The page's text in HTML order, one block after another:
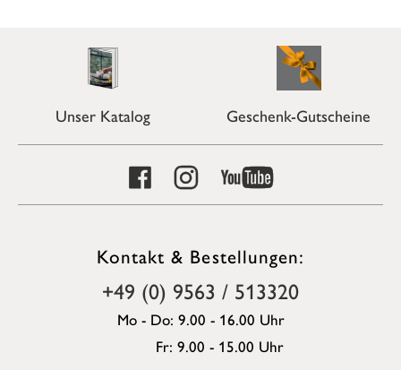
Unser Katalog Geschenk-Gutscheine
Kontakt & Bestellungen:
+49 (0) 9563 / 513320
Mo - Do: 9.00 - 16.00 Uhr
Fr: 9.00 - 15.00 Uhr